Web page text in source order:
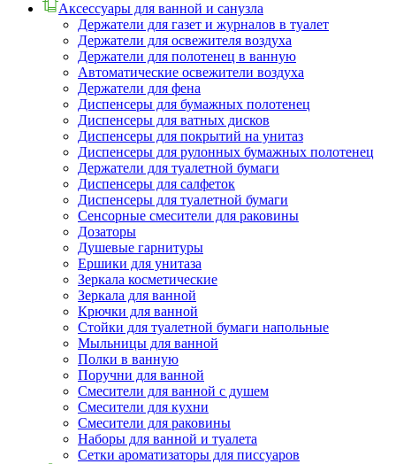
Аксессуары для ванной и санузла
Держатели для газет и журналов в туалет
Держатели для освежителя воздуха
Держатели для полотенец в ванную
Автоматические освежители воздуха
Держатели для фена
Диспенсеры для бумажных полотенец
Диспенсеры для ватных дисков
Диспенсеры для покрытий на унитаз
Диспенсеры для рулонных бумажных полотенец
Держатели для туалетной бумаги
Диспенсеры для салфеток
Диспенсеры для туалетной бумаги
Сенсорные смесители для раковины
Дозаторы
Душевые гарнитуры
Ершики для унитаза
Зеркала косметические
Зеркала для ванной
Крючки для ванной
Стойки для туалетной бумаги напольные
Мыльницы для ванной
Полки в ванную
Поручни для ванной
Смесители для ванной с душем
Смесители для кухни
Смесители для раковины
Наборы для ванной и туалета
Сетки ароматизаторы для писсуаров